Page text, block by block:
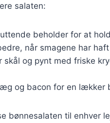
salaten:
beholder for at
når smagene har
skål og pynt med friske
og bacon for en lækker
bønnesalaten til enhver